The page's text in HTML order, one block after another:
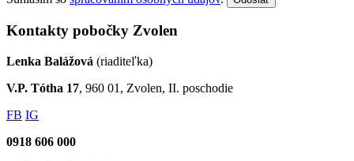
Kontakty pobočky Zvolen
Lenka Balážová (riaditeľka)
V.P. Tótha 17, 960 01, Zvolen, II. poschodie
FB IG
0918 606 000